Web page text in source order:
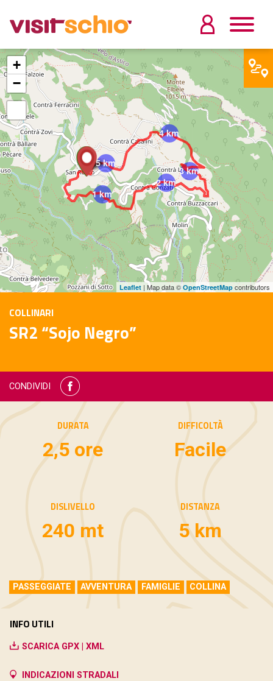
1 km
2 km
3 km
4 km
5 km
+
−
Leaflet | Map data ©OpenStreetMap contributors
COLLINARI
SR2 “Sojo Negro”
CONDIVIDI
DURATA
2,5 ore
DIFFICOLTÀ
Facile
DISLIVELLO
240 mt
DISTANZA
5 km
PASSEGGIATE AVVENTURA FAMIGLIE COLLINA
INFO UTILI
SCARICA GPX | XML
INDICAZIONI STRADALI